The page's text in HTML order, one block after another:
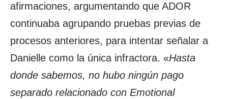
afirmaciones, argumentando que ADOR
continuaba agrupando pruebas previas de
procesos anteriores, para intentar señalar a
Danielle como la única infractora. «Hasta
donde sabemos, no hubo ningún pago
separado relacionado con Emotional